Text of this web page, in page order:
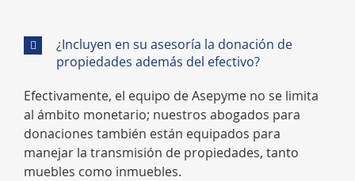
¿Incluyen en su asesoría la donación de
propiedades además del efectivo?
Efectivamente, el equipo de Asepyme no se limita
al ámbito monetario; nuestros abogados para
donaciones también están equipados para
manejar la transmisión de propiedades, tanto
muebles como inmuebles.